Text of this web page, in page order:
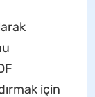
için